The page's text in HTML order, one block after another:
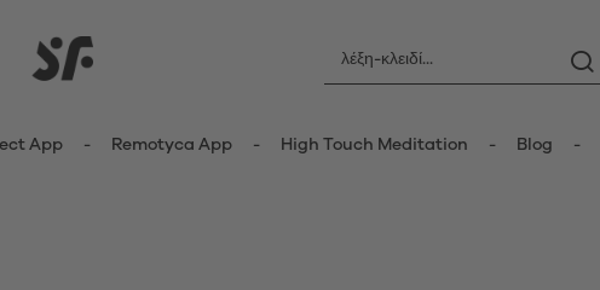
App Remotyca App High Touch Meditation Blog